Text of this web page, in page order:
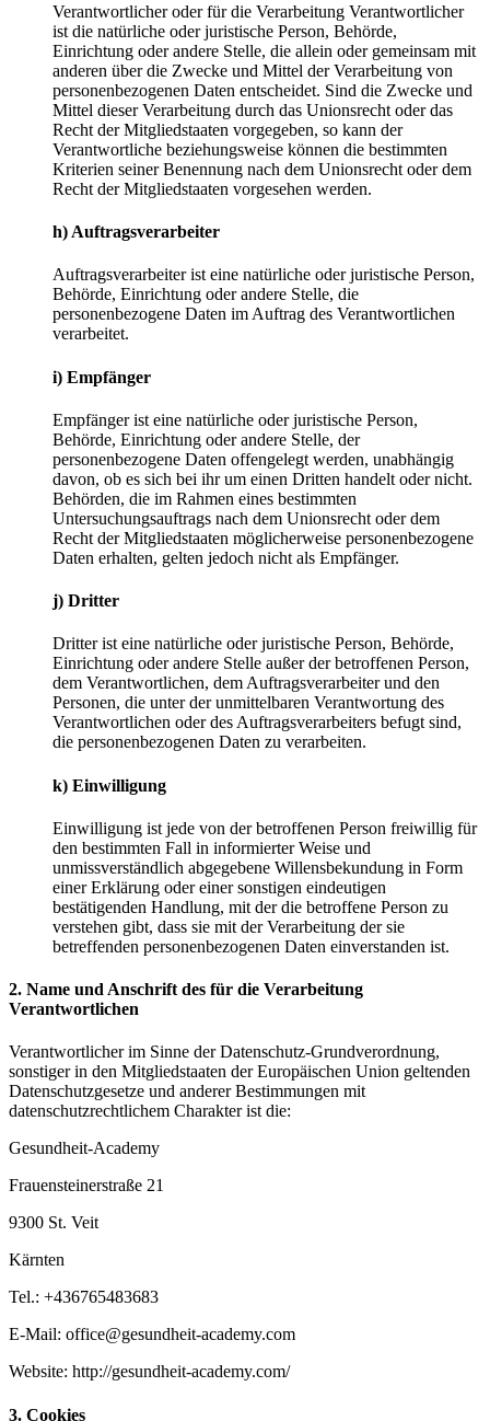
Verantwortlicher oder für die Verarbeitung Verantwortlicher
ist die natürliche oder juristische Person, Behörde,
Einrichtung oder andere Stelle, die allein oder gemeinsam mit
anderen über die Zwecke und Mittel der Verarbeitung von
personenbezogenen Daten entscheidet. Sind die Zwecke und
Mittel dieser Verarbeitung durch das Unionsrecht oder das
Recht der Mitgliedstaaten vorgegeben, so kann der
Verantwortliche beziehungsweise können die bestimmten
Kriterien seiner Benennung nach dem Unionsrecht oder dem
Recht der Mitgliedstaaten vorgesehen werden.
h) Auftragsverarbeiter
Auftragsverarbeiter ist eine natürliche oder juristische Person,
Behörde, Einrichtung oder andere Stelle, die
personenbezogene Daten im Auftrag des Verantwortlichen
verarbeitet.
i) Empfänger
Empfänger ist eine natürliche oder juristische Person,
Behörde, Einrichtung oder andere Stelle, der
personenbezogene Daten offengelegt werden, unabhängig
davon, ob es sich bei ihr um einen Dritten handelt oder nicht.
Behörden, die im Rahmen eines bestimmten
Untersuchungsauftrags nach dem Unionsrecht oder dem
Recht der Mitgliedstaaten möglicherweise personenbezogene
Daten erhalten, gelten jedoch nicht als Empfänger.
j) Dritter
Dritter ist eine natürliche oder juristische Person, Behörde,
Einrichtung oder andere Stelle außer der betroffenen Person,
dem Verantwortlichen, dem Auftragsverarbeiter und den
Personen, die unter der unmittelbaren Verantwortung des
Verantwortlichen oder des Auftragsverarbeiters befugt sind,
die personenbezogenen Daten zu verarbeiten.
k) Einwilligung
Einwilligung ist jede von der betroffenen Person freiwillig für
den bestimmten Fall in informierter Weise und
unmissverständlich abgegebene Willensbekundung in Form
einer Erklärung oder einer sonstigen eindeutigen
bestätigenden Handlung, mit der die betroffene Person zu
verstehen gibt, dass sie mit der Verarbeitung der sie
betreffenden personenbezogenen Daten einverstanden ist.
2. Name und Anschrift des für die Verarbeitung
Verantwortlichen
Verantwortlicher im Sinne der Datenschutz-Grundverordnung,
sonstiger in den Mitgliedstaaten der Europäischen Union geltenden
Datenschutzgesetze und anderer Bestimmungen mit
datenschutzrechtlichem Charakter ist die:
Gesundheit-Academy
Frauensteinerstraße 21
9300 St. Veit
Kärnten
Tel.: +436765483683
E-Mail: office@gesundheit-academy.com
Website: http://gesundheit-academy.com/
3. Cookies